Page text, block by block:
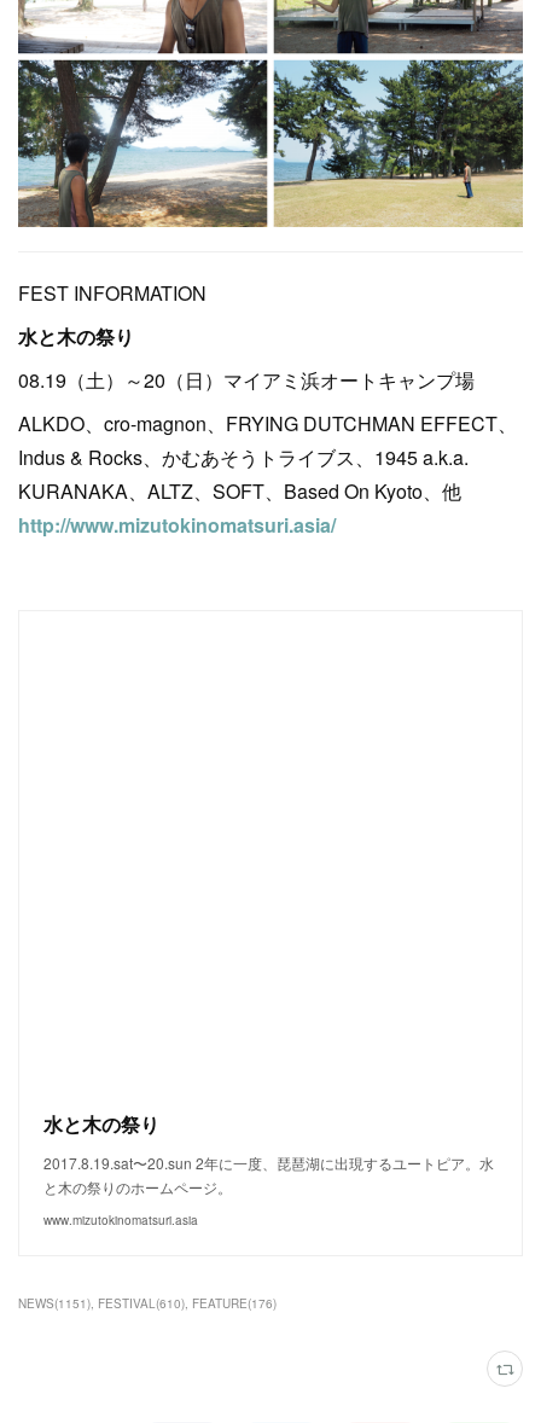
FEST INFORMATION
水と木の祭り
08.19（土）～20（日）マイアミ浜オートキャンプ場
ALKDO、cro-magnon、FRYING DUTCHMAN EFFECT、
Indus & Rocks、かむあそうトライブス、1945 a.k.a.
KURANAKA、ALTZ、SOFT、Based On Kyoto、他
http://www.mizutokinomatsuri.asia/
水と木の祭り
2017.8.19.sat〜20.sun 2年に一度、琵琶湖に出現するユートピア。水
と木の祭りのホームページ。
www.mizutokinomatsuri.asia
NEWS(1151) FESTIVAL(610) FEATURE(176)